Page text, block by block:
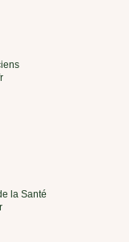
la Santé